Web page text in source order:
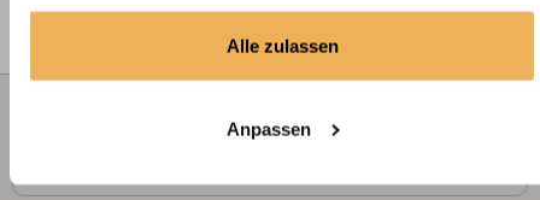
Alle zulassen
Anpassen
2310 (Mo - Fr 8.00 -